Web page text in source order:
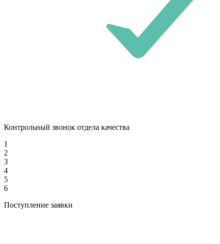
Контрольный звонок отдела качества
1
2
3
4
5
6
Поступление заявки